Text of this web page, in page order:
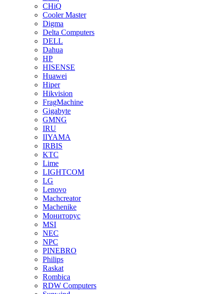
CHiQ
Cooler Master
Digma
Delta Computers
DELL
Dahua
HP
HISENSE
Huawei
Hiper
Hikvision
FragMachine
Gigabyte
GMNG
IRU
IIYAMA
IRBIS
KTC
Lime
LIGHTCOM
LG
Lenovo
Machcreator
Machenike
Мониторус
MSI
NEC
NPC
PINEBRO
Philips
Raskat
Rombica
RDW Computers